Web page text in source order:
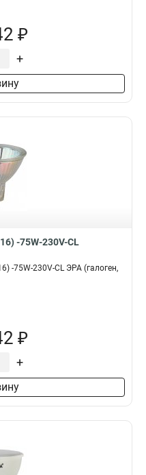
₽
+
-75W-230V-CL
-75W-230V-CL ЭРА (галоген,
₽
+